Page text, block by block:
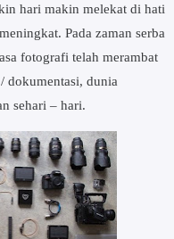
hari makin melekat di hati
Pada zaman serba
fotografi telah merambat
dokumentasi, dunia
sehari – hari.